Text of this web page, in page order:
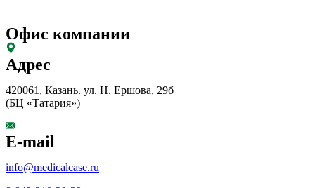
Офис компании
Адрес
420061, Казань. ул. Н. Ершова, 29б
(БЦ «Татария»)
E-mail
info@medicalcase.ru